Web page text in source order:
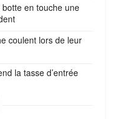
en touche une
coulent lors de leur
la tasse d’entrée